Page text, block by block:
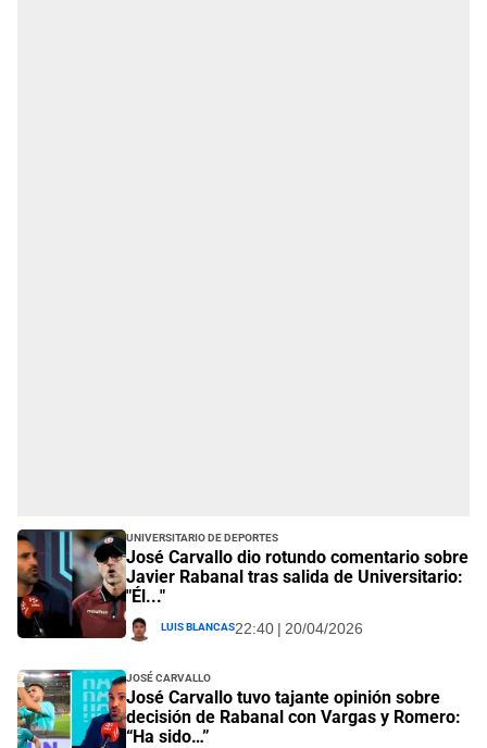
Universitario de Deportes
José Carvallo dio rotundo comentario sobre
Javier Rabanal tras salida de Universitario:
"Él..."
Luis Blancas22:40 | 20/04/2026
José Carvallo
José Carvallo tuvo tajante opinión sobre
decisión de Rabanal con Vargas y Romero:
“Ha sido…”